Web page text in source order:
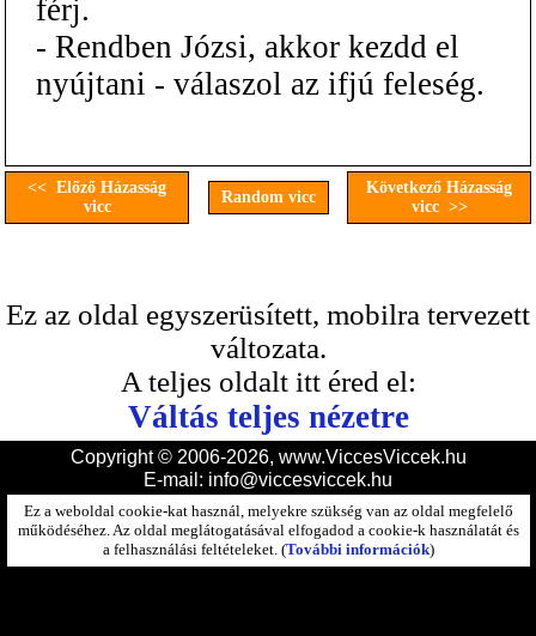
férj.
- Rendben Józsi, akkor kezdd el
nyújtani - válaszol az ifjú feleség.
<< Előző Házasság
vicc
Random vicc
Következő Házasság
vicc >>
Ez az oldal egyszerüsített, mobilra tervezett
változata.
A teljes oldalt itt éred el:
Váltás teljes nézetre
Copyright © 2006-2026, www.ViccesViccek.hu
E-mail: info@viccesviccek.hu
Ez a weboldal cookie-kat használ, melyekre szükség van az oldal megfelelő
működéséhez. Az oldal meglátogatásával elfogadod a cookie-k használatát és
a felhasználási feltételeket. (További információk)